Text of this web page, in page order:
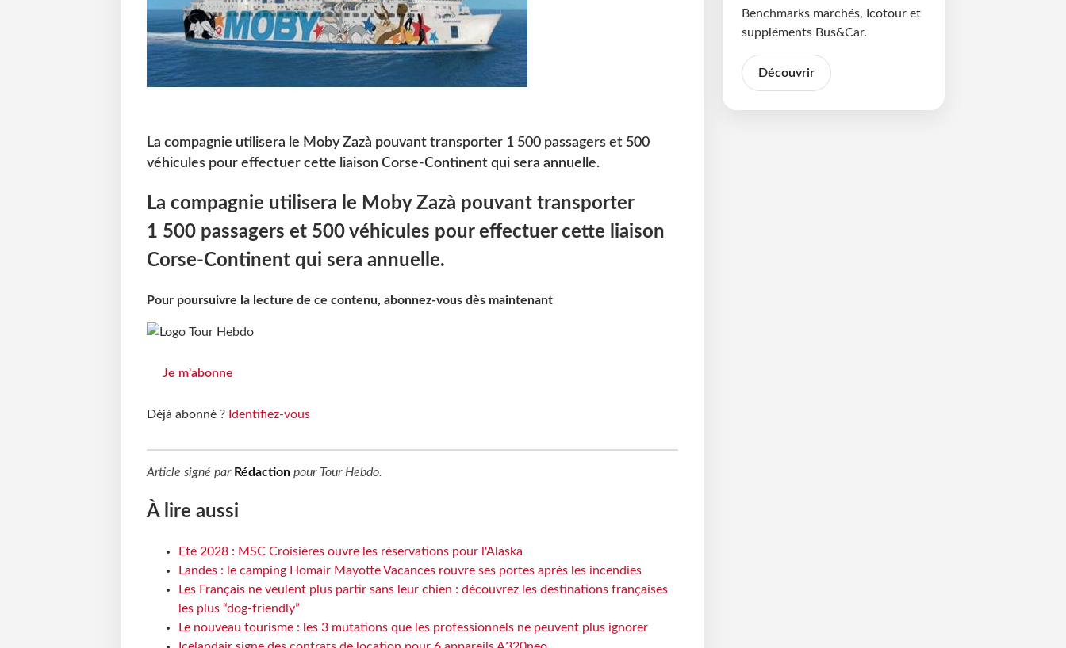
La compagnie utilisera le Moby Zazà pouvant transporter 1 500 passagers et 500
véhicules pour effectuer cette liaison Corse-Continent qui sera annuelle.
La compagnie utilisera le Moby Zazà pouvant transporter
1 500 passagers et 500 véhicules pour effectuer cette liaison
Corse-Continent qui sera annuelle.
Pour poursuivre la lecture de ce contenu, abonnez-vous dès maintenant
Je m'abonne
Déjà abonné ? Identifiez-vous
Article signé par Rédactionpour Tour Hebdo.
À lire aussi
Eté 2028 : MSC Croisières ouvre les réservations pour l'Alaska
Landes : le camping Homair Mayotte Vacances rouvre ses portes après les incendies
Les Français ne veulent plus partir sans leur chien : découvrez les destinations françaises
les plus “dog-friendly”
Le nouveau tourisme : les 3 mutations que les professionnels ne peuvent plus ignorer
Benchmarks marchés, Icotour et
suppléments Bus&Car.
Découvrir